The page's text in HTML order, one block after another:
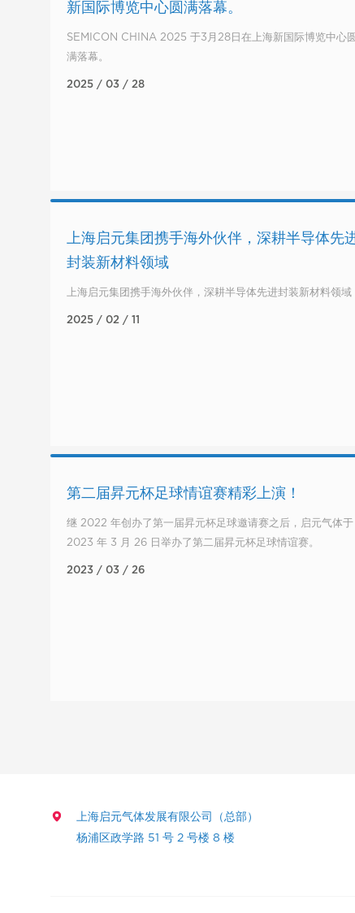
新国际博览中心圆满落幕。
SEMICON CHINA 2025 于3月28日在上海新国际博览中心圆
满落幕。
2025 / 03 / 28
上海启元集团携手海外伙伴，深耕半导体先
封装新材料领域
上海启元集团携手海外伙伴，深耕半导体先进封装新材料领域
2025 / 02 / 11
第二届昇元杯足球情谊赛精彩上演！
继 2022 年创办了第一届昇元杯足球邀请赛之后，启元气体于
2023 年 3 月 26 日举办了第二届昇元杯足球情谊赛。
2023 / 03 / 26
上海启元气体发展有限公司（总部）
杨浦区政学路 51 号 2 号楼 8 楼